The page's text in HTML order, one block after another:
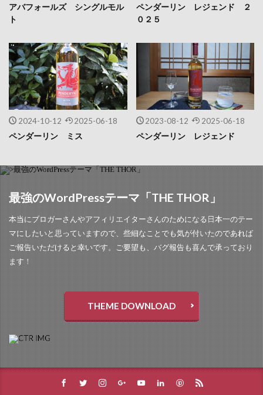
アバフォールズ シングルモル
ト
ペンダーリン レジェンド ２
０２５
2024-10-12 2025-06-18
ペンダーリン ミス
2023-08-12 2025-06-18
ペンダーリン レジェンド
最強のWordPressテーマ「THE THOR」
本当にブロガーさんやアフィリエイターさんのためになる日本一のテー
マにしたいと思っていますので、些細なことでも気が付いたのであれば
ご報告いただけると幸いです。ご要望も、バグ報告も喜んで承っており
ます！
THEME DOWNLOAD